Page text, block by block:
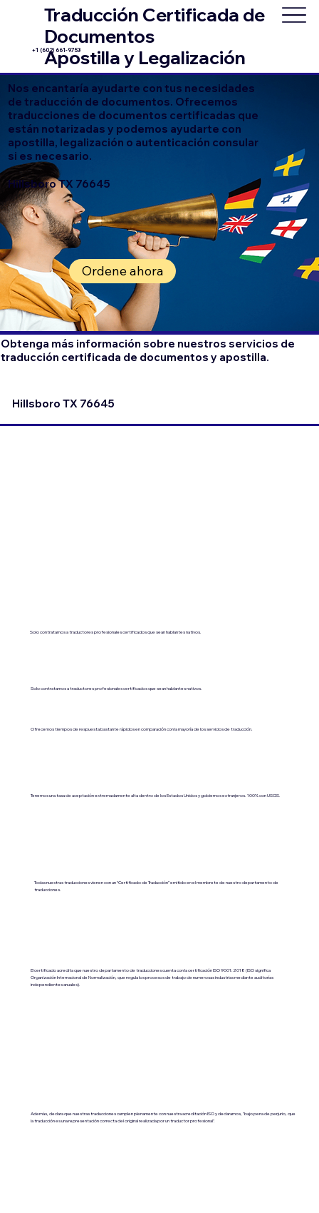
Traducción Certificada de
Documentos
Apostilla y Legalización
+1 (602) 661-9753
Solo contratamos a traductores profesionales certificados que sean hablantes nativos.
Solo contratamos a traductores profesionales certificados que sean hablantes nativos.
Ofrecemos tiempos de respuesta bastante rápidos en comparación con la mayoría de los servicios de traducción.
Tenemos una tasa de aceptación extremadamente alta dentro de los Estados Unidos y gobiernos extranjeros. 100% con USCIS.
Todas nuestras traducciones vienen con un “Certificado de Traducción” emitido en el membrete de nuestro departamento de
traducciones.
El certificado acredita que nuestro departamento de traducciones cuenta con la certificación ISO 9001:2018 (ISO significa
Organización Internacional de Normalización, que regula los procesos de trabajo de numerosas industrias mediante auditorías
independientes anuales).
Además, declara que nuestras traducciones cumplen plenamente con nuestra acreditación ISO y declaramos, "bajo pena de perjurio, que
la traducción es una representación correcta del original realizada por un traductor profesional".
Nos encantaría ayudarte con tus necesidades
de traducción de documentos. Ofrecemos
traducciones de documentos certificadas que
están notarizadas y podemos ayudarte con
apostilla, legalización o autenticación consular
si es necesario.
Hillsboro TX 76645
Ordene ahora
Obtenga más información sobre nuestros servicios de
traducción certificada de documentos y apostilla.
Hillsboro TX 76645